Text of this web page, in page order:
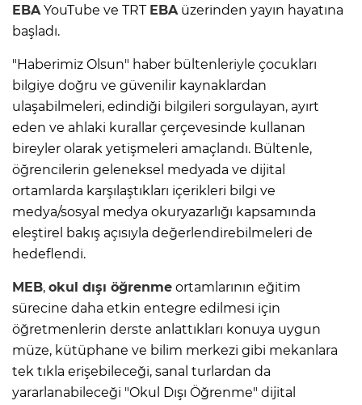
EBAYouTube ve TRT EBAüzerinden yayın hayatına
başladı.
"Haberimiz Olsun" haber bültenleriyle çocukları
bilgiye doğru ve güvenilir kaynaklardan
ulaşabilmeleri, edindiği bilgileri sorgulayan, ayırt
eden ve ahlaki kurallar çerçevesinde kullanan
bireyler olarak yetişmeleri amaçlandı. Bültenle,
öğrencilerin geleneksel medyada ve dijital
ortamlarda karşılaştıkları içerikleri bilgi ve
medya/sosyal medya okuryazarlığı kapsamında
eleştirel bakış açısıyla değerlendirebilmeleri de
hedeflendi.
MEB, okul dışı öğrenme ortamlarının eğitim
sürecine daha etkin entegre edilmesi için
öğretmenlerin derste anlattıkları konuya uygun
müze, kütüphane ve bilim merkezi gibi mekanlara
tek tıkla erişebileceği, sanal turlardan da
yararlanabileceği "Okul Dışı Öğrenme" dijital